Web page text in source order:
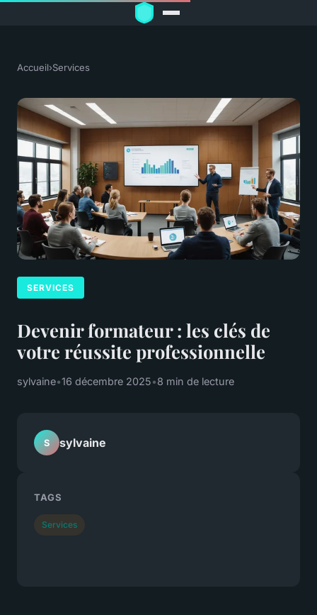
Accueil›Services
SERVICES
Devenir formateur : les clés de
votre réussite professionnelle
sylvaine•16 décembre 2025•8 min de lecture
S sylvaine
TAGS
Services